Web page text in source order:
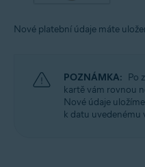
Nové platební údaje máte
POZNÁMKA: Po
kartě vám rovnou
Nové údaje
k datu uvedenému